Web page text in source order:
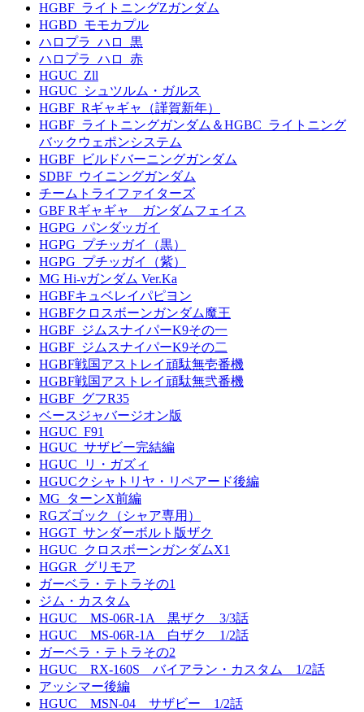
HGBF_ライトニングZガンダム
HGBD_モモカプル
ハロプラ_ハロ_黒
ハロプラ_ハロ_赤
HGUC_Zll
HGUC_シュツルム・ガルス
HGBF_Rギャギャ（謹賀新年）
HGBF_ライトニングガンダム＆HGBC_ライトニング
バックウェポンシステム
HGBF_ビルドバーニングガンダム
SDBF_ウイニングガンダム
チームトライファイターズ
GBF Rギャギャ ガンダムフェイス
HGPG_パンダッガイ
HGPG_プチッガイ（黒）
HGPG_プチッガイ（紫）
MG Hi-νガンダム Ver.Ka
HGBFキュベレイパピヨン
HGBFクロスボーンガンダム魔王
HGBF_ジムスナイパーK9その一
HGBF_ジムスナイパーK9その二
HGBF戦国アストレイ頑駄無壱番機
HGBF戦国アストレイ頑駄無弐番機
HGBF_グフR35
ベースジャバージオン版
HGUC_F91
HGUC_サザビー完結編
HGUC_リ・ガズィ
HGUCクシャトリヤ・リペアード後編
MG_ターンX前編
RGズゴック（シャア専用）
HGGT_サンダーボルト版ザク
HGUC_クロスボーンガンダムX1
HGGR_グリモア
ガーベラ・テトラその1
ジム・カスタム
HGUC MS-06R-1A 黒ザク 3/3話
HGUC MS-06R-1A 白ザク 1/2話
ガーベラ・テトラその2
HGUC RX-160S バイアラン・カスタム 1/2話
アッシマー後編
HGUC MSN-04 サザビー 1/2話